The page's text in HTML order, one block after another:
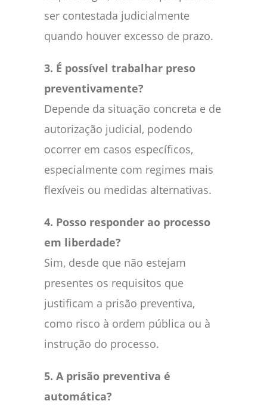
ser contestada judicialmente
quando houver excesso de prazo.
3. É possível trabalhar preso
preventivamente?
Depende da situação concreta e de
autorização judicial, podendo
ocorrer em casos específicos,
especialmente com regimes mais
flexíveis ou medidas alternativas.
4. Posso responder ao processo
em liberdade?
Sim, desde que não estejam
presentes os requisitos que
justificam a prisão preventiva,
como risco à ordem pública ou à
instrução do processo.
5. A prisão preventiva é
automática?